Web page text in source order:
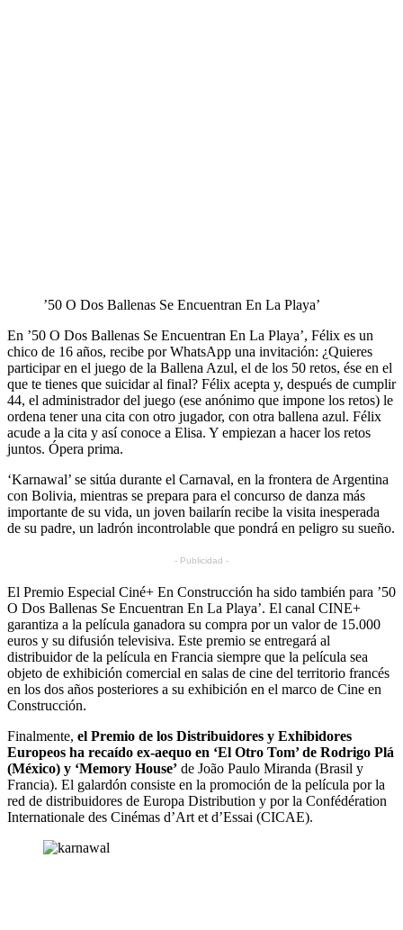
’50 O Dos Ballenas Se Encuentran En La Playa’
En ’50 O Dos Ballenas Se Encuentran En La Playa’, Félix es un
chico de 16 años, recibe por WhatsApp una invitación: ¿Quieres
participar en el juego de la Ballena Azul, el de los 50 retos, ése en el
que te tienes que suicidar al final? Félix acepta y, después de cumplir
44, el administrador del juego (ese anónimo que impone los retos) le
ordena tener una cita con otro jugador, con otra ballena azul. Félix
acude a la cita y así conoce a Elisa. Y empiezan a hacer los retos
juntos. Ópera prima.
‘Karnawal’ se sitúa durante el Carnaval, en la frontera de Argentina
con Bolivia, mientras se prepara para el concurso de danza más
importante de su vida, un joven bailarín recibe la visita inesperada
de su padre, un ladrón incontrolable que pondrá en peligro su sueño.
- Publicidad -
El Premio Especial Ciné+ En Construcción ha sido también para ’50
O Dos Ballenas Se Encuentran En La Playa’. El canal CINE+
garantiza a la película ganadora su compra por un valor de 15.000
euros y su difusión televisiva. Este premio se entregará al
distribuidor de la película en Francia siempre que la película sea
objeto de exhibición comercial en salas de cine del territorio francés
en los dos años posteriores a su exhibición en el marco de Cine en
Construcción.
Finalmente, el Premio de los Distribuidores y Exhibidores
Europeos ha recaído ex-aequo en ‘El Otro Tom’ de Rodrigo Plá
(México) y ‘Memory House’ de João Paulo Miranda (Brasil y
Francia). El galardón consiste en la promoción de la película por la
red de distribuidores de Europa Distribution y por la Confédération
Internationale des Cinémas d’Art et d’Essai (CICAE).